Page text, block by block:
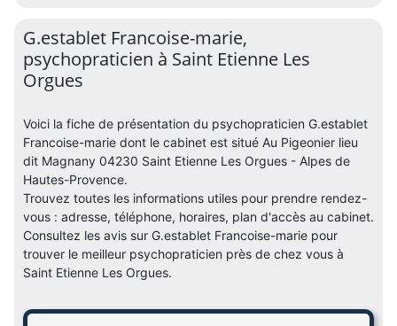
G.establet Francoise-marie,
psychopraticien à Saint Etienne Les
Orgues
Voici la fiche de présentation du psychopraticien G.establet
Francoise-marie dont le cabinet est situé Au Pigeonier lieu
dit Magnany 04230 Saint Etienne Les Orgues - Alpes de
Hautes-Provence.
Trouvez toutes les informations utiles pour prendre rendez-
vous : adresse, téléphone, horaires, plan d'accès au cabinet.
Consultez les avis sur G.establet Francoise-marie pour
trouver le meilleur psychopraticien près de chez vous à
Saint Etienne Les Orgues.